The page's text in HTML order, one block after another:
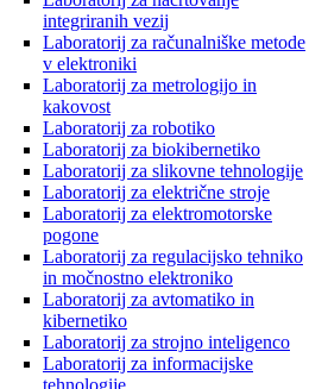
integriranih vezij
Laboratorij za računalniške metode
v elektroniki
Laboratorij za metrologijo in
kakovost
Laboratorij za robotiko
Laboratorij za biokibernetiko
Laboratorij za slikovne tehnologije
Laboratorij za električne stroje
Laboratorij za elektromotorske
pogone
Laboratorij za regulacijsko tehniko
in močnostno elektroniko
Laboratorij za avtomatiko in
kibernetiko
Laboratorij za strojno inteligenco
Laboratorij za informacijske
tehnologije